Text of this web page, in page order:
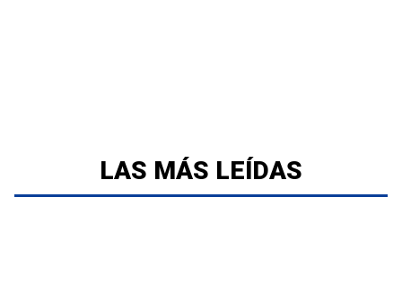
LAS MÁS LEÍDAS